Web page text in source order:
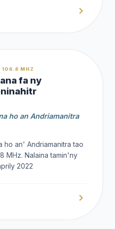
106.8 MHZ
fa ny
ho an Andriamanitra
ho an' Andriamanitra tao
MHz. Nalaina tamin'ny
2022